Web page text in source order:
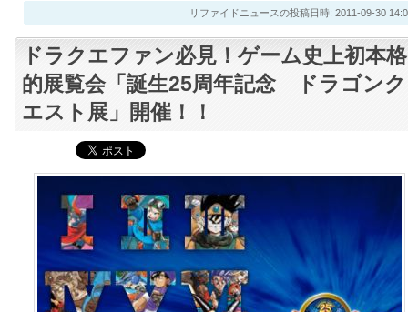
リファイドニュースの投稿日時: 2011-09-30
ドラクエファン必見！ゲーム史上初本格
的展覧会「誕生25周年記念 ドラゴンク
エスト展」開催！！